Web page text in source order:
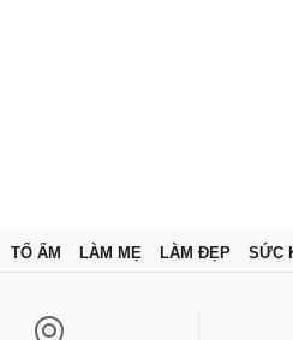
TỔ ẤM LÀM MẸ LÀM ĐẸP SỨC